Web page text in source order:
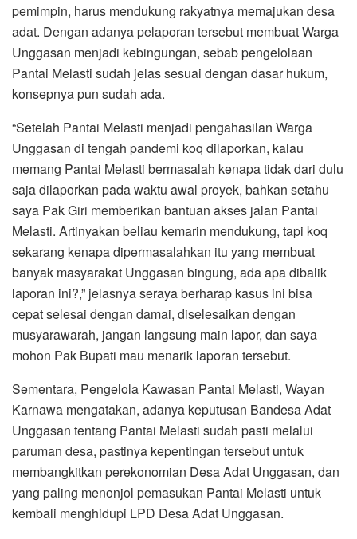
pemimpin, harus mendukung rakyatnya memajukan desa
adat. Dengan adanya pelaporan tersebut membuat Warga
Unggasan menjadi kebingungan, sebab pengelolaan
Pantai Melasti sudah jelas sesuai dengan dasar hukum,
konsepnya pun sudah ada.
“Setelah Pantai Melasti menjadi pengahasilan Warga
Unggasan di tengah pandemi koq dilaporkan, kalau
memang Pantai Melasti bermasalah kenapa tidak dari dulu
saja dilaporkan pada waktu awal proyek, bahkan setahu
saya Pak Giri memberikan bantuan akses jalan Pantai
Melasti. Artinyakan beliau kemarin mendukung, tapi koq
sekarang kenapa dipermasalahkan itu yang membuat
banyak masyarakat Unggasan bingung, ada apa dibalik
laporan ini?,” jelasnya seraya berharap kasus ini bisa
cepat selesai dengan damai, diselesaikan dengan
musyarawarah, jangan langsung main lapor, dan saya
mohon Pak Bupati mau menarik laporan tersebut.
Sementara, Pengelola Kawasan Pantai Melasti, Wayan
Karnawa mengatakan, adanya keputusan Bandesa Adat
Unggasan tentang Pantai Melasti sudah pasti melalui
paruman desa, pastinya kepentingan tersebut untuk
membangkitkan perekonomian Desa Adat Unggasan, dan
yang paling menonjol pemasukan Pantai Melasti untuk
kembali menghidupi LPD Desa Adat Unggasan.